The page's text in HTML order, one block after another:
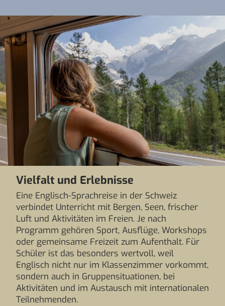
Vielfalt und Erlebnisse
Eine Englisch-Sprachreise in der Schweiz
verbindet Unterricht mit Bergen, Seen, frischer
Luft und Aktivitäten im Freien. Je nach
Programm gehören Sport, Ausflüge, Workshops
oder gemeinsame Freizeit zum Aufenthalt. Für
Schüler ist das besonders wertvoll, weil
Englisch nicht nur im Klassenzimmer vorkommt,
sondern auch in Gruppensituationen, bei
Aktivitäten und im Austausch mit internationalen
Teilnehmenden.